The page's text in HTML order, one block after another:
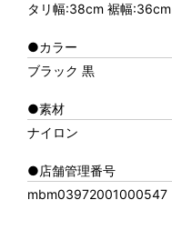
タリ幅:38cm 裾幅:36cm
●カラー
ブラック 黒
●素材
ナイロン
●店舗管理番号
mbm03972001000547